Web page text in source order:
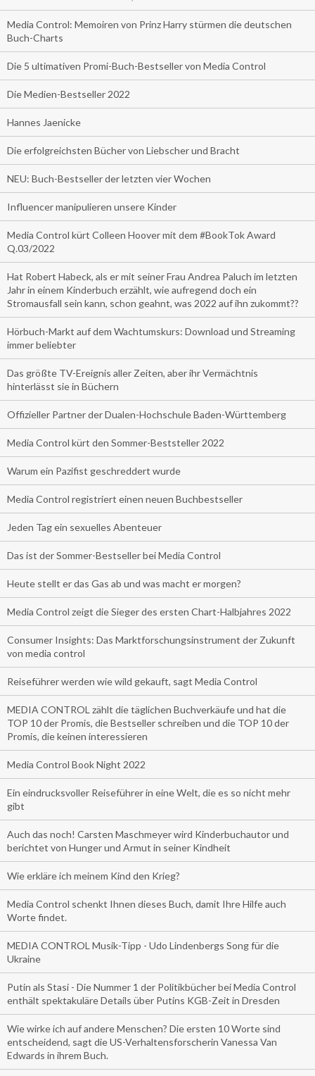
Media Control: Memoiren von Prinz Harry stürmen die deutschen
Buch-Charts
Die 5 ultimativen Promi-Buch-Bestseller von Media Control
Die Medien-Bestseller 2022
Hannes Jaenicke
Die erfolgreichsten Bücher von Liebscher und Bracht
NEU: Buch-Bestseller der letzten vier Wochen
Influencer manipulieren unsere Kinder
Media Control kürt Colleen Hoover mit dem #BookTok Award
Q.03/2022
Hat Robert Habeck, als er mit seiner Frau Andrea Paluch im letzten
Jahr in einem Kinderbuch erzählt, wie aufregend doch ein
Stromausfall sein kann, schon geahnt, was 2022 auf ihn zukommt??
Hörbuch-Markt auf dem Wachtumskurs: Download und Streaming
immer beliebter
Das größte TV-Ereignis aller Zeiten, aber ihr Vermächtnis
hinterlässt sie in Büchern
Offizieller Partner der Dualen-Hochschule Baden-Württemberg
Media Control kürt den Sommer-Beststeller 2022
Warum ein Pazifist geschreddert wurde
Media Control registriert einen neuen Buchbestseller
Jeden Tag ein sexuelles Abenteuer
Das ist der Sommer-Bestseller bei Media Control
Heute stellt er das Gas ab und was macht er morgen?
Media Control zeigt die Sieger des ersten Chart-Halbjahres 2022
Consumer Insights: Das Marktforschungsinstrument der Zukunft
von media control
Reiseführer werden wie wild gekauft, sagt Media Control
MEDIA CONTROL zählt die täglichen Buchverkäufe und hat die
TOP 10 der Promis, die Bestseller schreiben und die TOP 10 der
Promis, die keinen interessieren
Media Control Book Night 2022
Ein eindrucksvoller Reiseführer in eine Welt, die es so nicht mehr
gibt
Auch das noch! Carsten Maschmeyer wird Kinderbuchautor und
berichtet von Hunger und Armut in seiner Kindheit
Wie erkläre ich meinem Kind den Krieg?
Media Control schenkt Ihnen dieses Buch, damit Ihre Hilfe auch
Worte findet.
MEDIA CONTROL Musik-Tipp - Udo Lindenbergs Song für die
Ukraine
Putin als Stasi - Die Nummer 1 der Politikbücher bei Media Control
enthält spektakuläre Details über Putins KGB-Zeit in Dresden
Wie wirke ich auf andere Menschen? Die ersten 10 Worte sind
entscheidend, sagt die US-Verhaltensforscherin Vanessa Van
Edwards in ihrem Buch.